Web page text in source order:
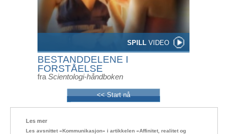
SPILL VIDEO
BESTANDDELENE I
FORSTÅELSE
fra Scientologi-håndboken
<< Start nå
Les mer
Les avsnittet «Kommunikasjon» i artikkelen «Affinitet, realitet og